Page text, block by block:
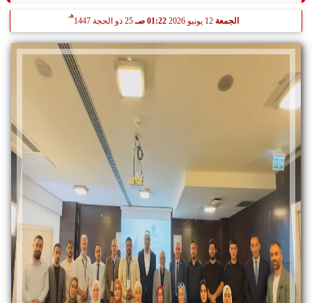
الجمعة 12 يونيو 2026 01:22 صـ 25 ذو الحجة 1447
هـ